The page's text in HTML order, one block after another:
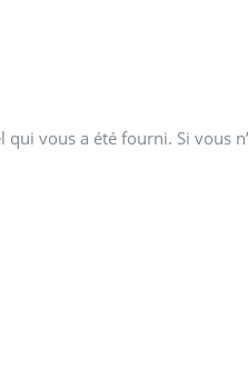
vous a été fourni. Si vous